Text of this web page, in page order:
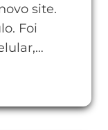
site.
Foi